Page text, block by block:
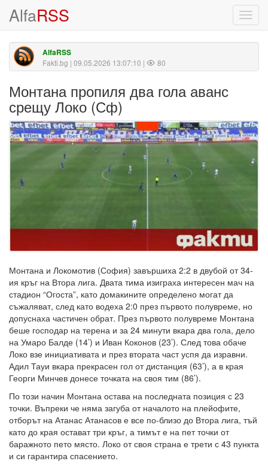
AlfaRSS
AlfaRSS
Fakti.bg | 09.05.2026 13:07:10 | 80
Монтана пропиля два гола аванс
срещу Локо (Сф)
Монтана и Локомотив (София) завършиха 2:2 в двубой от 34-
ия кръг на Втора лига. Двата тима изиграха интересен мач на
стадион “Огоста”, като домакините определено могат да
съжаляват, след като водеха 2:0 през първото полувреме, но
допуснаха частичен обрат. През първото полувреме Монтана
беше господар на терена и за 24 минути вкара два гола, дело
на Умаро Балде (14’) и Иван Коконов (23’). След това обаче
Локо взе инициативата и през втората част успя да изравни.
Адил Тауи вкара прекрасен гол от дистанция (63’), а в края
Георги Минчев донесе точката на своя тим (86’).
По този начин Монтана остава на последната позиция с 23
точки. Въпреки че няма загуба от началото на плейофите,
отборът на Атанас Атанасов е все по-близо до Втора лига, тъй
като до края остават три кръг, а тимът е на пет точки от
баражното пето място. Локо от своя страна е трети с 43 пункта
и си гарантира спасението.